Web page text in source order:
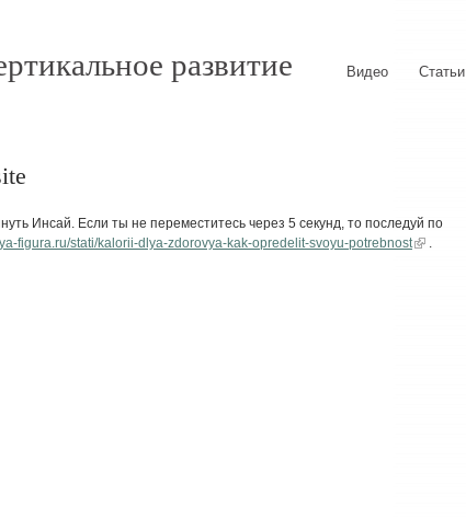
развитие Видео Статьи
Инсай. Если ты не переместитесь через 5 секунд, то последуй по
figura.ru/stati/kalorii-dlya-zdorovya-kak-opredelit-svoyu-potrebnost